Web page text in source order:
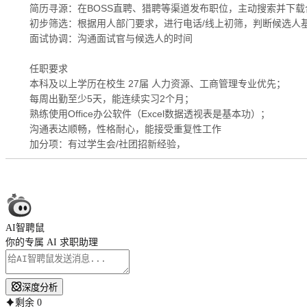
简历寻源：在BOSS直聘、猎聘等渠道发布职位，主动搜索并下载
初步筛选：根据用人部门要求，进行电话/线上初筛，判断候选人
面试协调：沟通面试官与候选人的时间
任职要求
本科及以上学历在校生 27届 人力资源、工商管理专业优先；
每周出勤至少5天，能连续实习2个月；
熟练使用Office办公软件（Excel数据透视表是基本功）；
沟通表达顺畅，性格耐心，能接受重复性工作
加分项：有过学生会/社团招新经验，
AI智聘鼠
你的专属 AI 求职助理
深度分析
剩余 0